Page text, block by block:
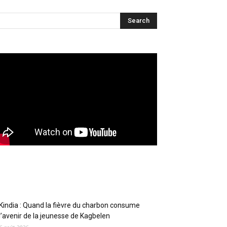
: Quand la fièvre du charbon consume
de la jeunesse de Kagbelen